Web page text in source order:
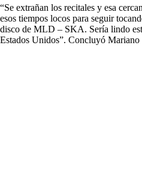
“Se extrañan los recitales y esa
esos tiempos locos para seguir
disco de MLD – SKA. Sería lindo
Estados Unidos”. Concluyó Mariano